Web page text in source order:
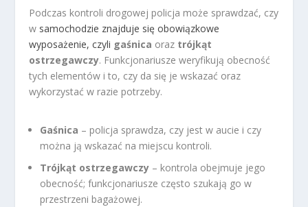
Podczas kontroli drogowej policja może sprawdzać, czy
w samochodzie znajduje się obowiązkowe
wyposażenie, czyli gaśnica oraz trójkąt
ostrzegawczy. Funkcjonariusze weryfikują obecność
tych elementów i to, czy da się je wskazać oraz
wykorzystać w razie potrzeby.
Gaśnica – policja sprawdza, czy jest w aucie i czy
można ją wskazać na miejscu kontroli.
Trójkąt ostrzegawczy – kontrola obejmuje jego
obecność; funkcjonariusze często szukają go w
przestrzeni bagażowej.